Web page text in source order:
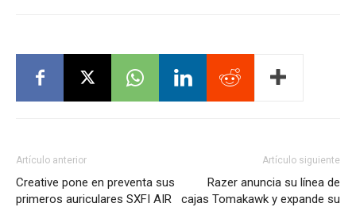
Artículo anterior
Creative pone en preventa sus
primeros auriculares SXFI AIR
Artículo siguiente
Razer anuncia su línea de
cajas Tomakawk y expande su